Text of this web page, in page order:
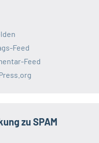
Feed
Feed
zu SPAM